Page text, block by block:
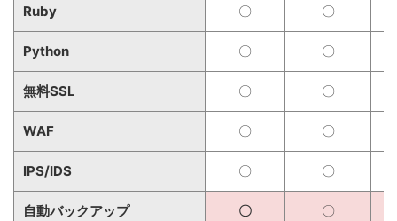
Ruby 〇 〇
Python 〇 〇
無料SSL 〇 〇
WAF 〇 〇
IPS/IDS 〇 〇
自動バックアップ
〇
〇